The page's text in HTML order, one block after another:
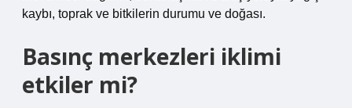
kaybı, toprak ve bitkilerin durumu ve doğası.
Basınç merkezleri iklimi
etkiler mi?